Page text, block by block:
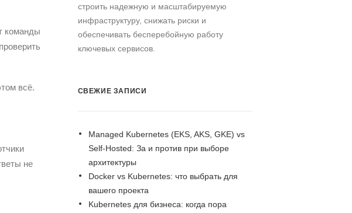
команды
всё.
не
строить надежную и масштабируемую
инфраструктуру, снижать риски и
обеспечивать бесперебойную работу
ключевых сервисов.
СВЕЖИЕ ЗАПИСИ
Managed Kubernetes (EKS, AKS, GKE) vs
Self-Hosted: За и против при выборе
архитектуры
Docker vs Kubernetes: что выбрать для
вашего проекта
Kubernetes для бизнеса: когда пора